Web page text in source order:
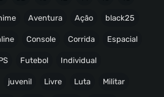
Aventura Ação black25
Console Corrida Espacial
Futebol Individual
juvenil Livre Luta Militar